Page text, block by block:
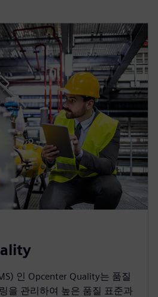
인 Opcenter Quality는 품질
을 관리하여 높은 품질 표준과